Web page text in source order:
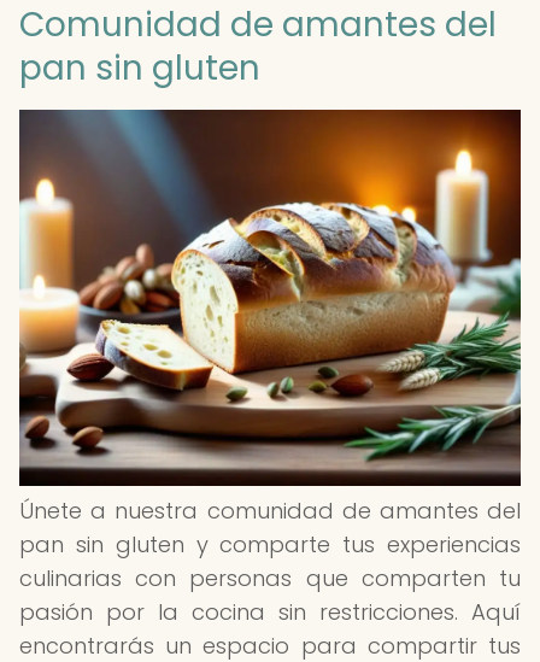
Comunidad de amantes del
pan sin gluten
Únete a nuestra comunidad de amantes del
pan sin gluten y comparte tus experiencias
culinarias con personas que comparten tu
pasión por la cocina sin restricciones. Aquí
encontrarás un espacio para compartir tus